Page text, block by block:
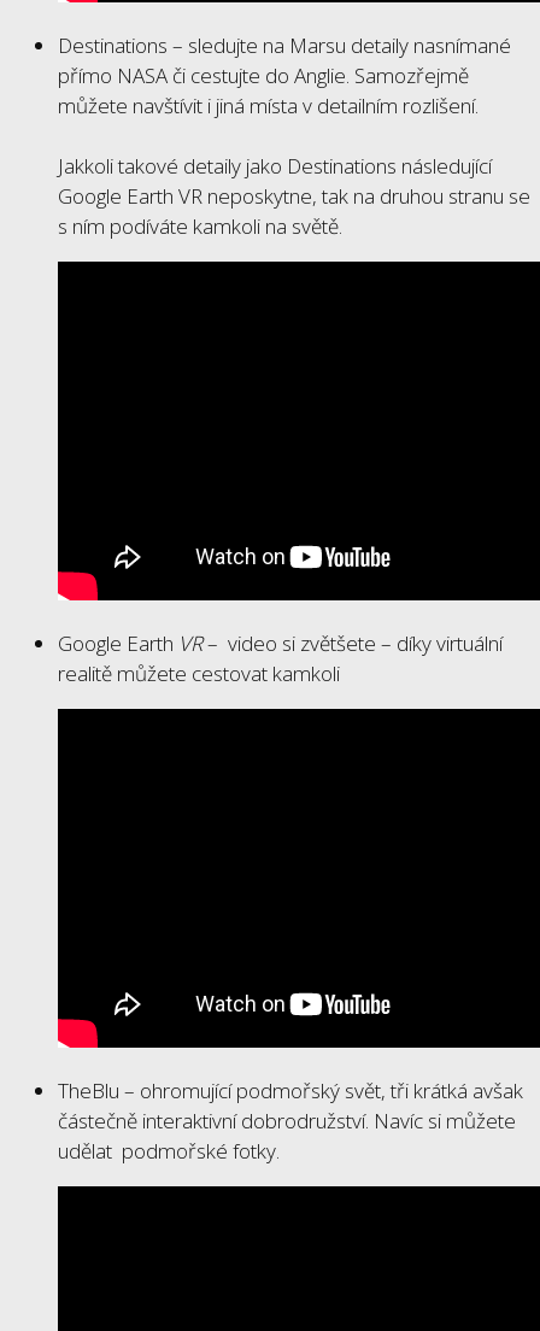
Destinations – sledujte na Marsu detaily nasnímané
přímo NASA či cestujte do Anglie. Samozřejmě
můžete navštívit i jiná místa v detailním rozlišení.
Jakkoli takové detaily jako Destinations následující
Google Earth VR neposkytne, tak na druhou stranu se
s ním podíváte kamkoli na světě.
Google Earth VR– video si zvětšete – díky virtuální
realitě můžete cestovat kamkoli
TheBlu – ohromující podmořský svět, tři krátká avšak
částečně interaktivní dobrodružství. Navíc si můžete
udělat podmořské fotky.